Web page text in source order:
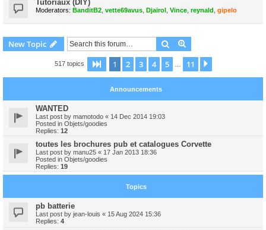
Tutoriaux (DIY)
Moderators: BanditB2 vette69avus Djairol Vince reynald gipelo
New Topic Search
517 topics Page 1of 11
1 2 3 4 5 11
Announcements
WANTED
Last post by mamotodo « 14 Dec 2014 19:03
Posted in Objets/goodies
Replies: 12
toutes les brochures pub et catalogues Corvette
Last post by manu25 « 17 Jan 2013 18:36
Posted in Objets/goodies
Replies: 19
Topics
pb batterie
Last post by jean-louis « 15 Aug 2024 15:36
Replies: 4